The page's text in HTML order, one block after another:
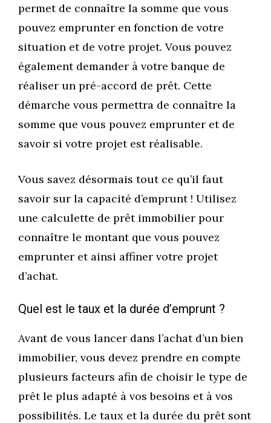
permet de connaître la somme que vous
pouvez emprunter en fonction de votre
situation et de votre projet. Vous pouvez
également demander à votre banque de
réaliser un pré-accord de prêt. Cette
démarche vous permettra de connaître la
somme que vous pouvez emprunter et de
savoir si votre projet est réalisable.
Vous savez désormais tout ce qu’il faut
savoir sur la capacité d’emprunt ! Utilisez
une calculette de prêt immobilier pour
connaître le montant que vous pouvez
emprunter et ainsi affiner votre projet
d’achat.
Quel est le taux et la durée d’emprunt ?
Avant de vous lancer dans l’achat d’un bien
immobilier, vous devez prendre en compte
plusieurs facteurs afin de choisir le type de
prêt le plus adapté à vos besoins et à vos
possibilités. Le taux et la durée du prêt sont